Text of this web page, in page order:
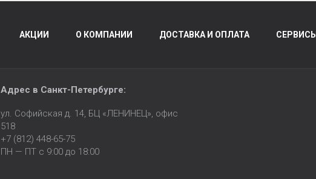
АКЦИИ О КОМПАНИИ ДОСТАВКА И ОПЛАТА СЕРВИСЫ
Адрес в Санкт-Петербурге:
ул. Софийская д. 14, БЦ «ЛЕНИНЕЦ», офис
518
+7 (812) 448-65-75
ПН — ПТ с 9:00 до 18:00